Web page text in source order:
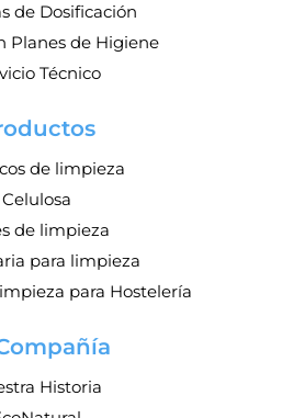
de Dosificación
Planes de Higiene
Técnico
de limpieza
Celulosa
de limpieza
para limpieza
para Hostelería
Historia